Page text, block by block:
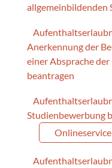
allgemeinbildenden
Anerkennung der
einer Absprache
beantragen
Studienbewerbung
Onlineservice